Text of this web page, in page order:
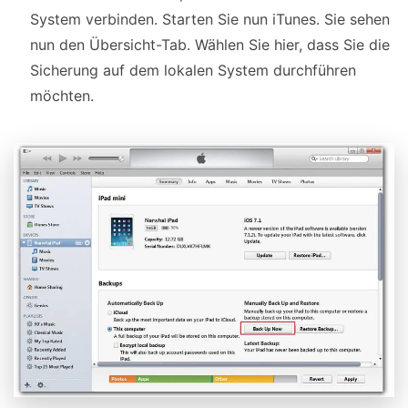
System verbinden. Starten Sie nun iTunes. Sie sehen
nun den Übersicht-Tab. Wählen Sie hier, dass Sie die
Sicherung auf dem lokalen System durchführen
möchten.